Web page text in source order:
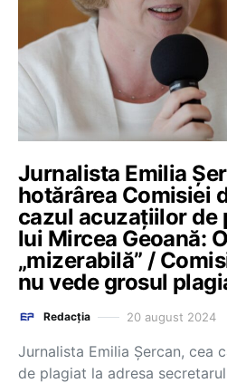
Jurnalista Emilia
hotărârea Comisiei
cazul acuzațiilor de
lui Mircea Geoană:
„mizerabilă” /
nu vede grosul
Redacția 20 august 2024
Jurnalista Emilia Șercan, cea
de plagiat la adresa